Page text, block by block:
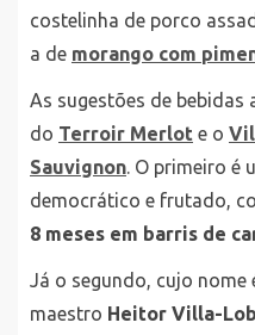
costelinha de porco
a de morango com
As sugestões de
do Terroir Merlot e o
Sauvignon. O primeiro é
democrático e frutado,
8 meses em barris de
Já o segundo, cujo nome
maestro Heitor Villa-